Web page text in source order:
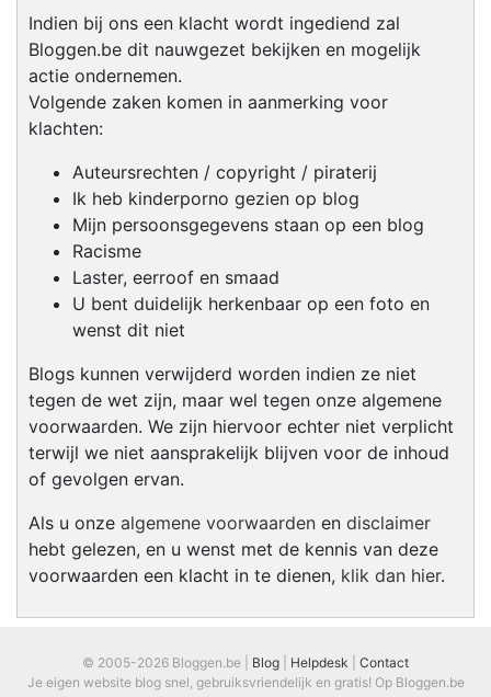
Indien bij ons een klacht wordt ingediend zal
Bloggen.be dit nauwgezet bekijken en mogelijk
actie ondernemen.
Volgende zaken komen in aanmerking voor
klachten:
Auteursrechten / copyright / piraterij
Ik heb kinderporno gezien op blog
Mijn persoonsgegevens staan op een blog
Racisme
Laster, eerroof en smaad
U bent duidelijk herkenbaar op een foto en
wenst dit niet
Blogs kunnen verwijderd worden indien ze niet
tegen de wet zijn, maar wel tegen onze algemene
voorwaarden. We zijn hiervoor echter niet verplicht
terwijl we niet aansprakelijk blijven voor de inhoud
of gevolgen ervan.
Als u onze algemene voorwaarden en disclaimer
hebt gelezen, en u wenst met de kennis van deze
voorwaarden een klacht in te dienen, klik dan hier.
© 2005-2026 Bloggen.be | Blog Helpdesk
Contact
Je eigen website blog snel, gebruiksvriendelijk en gratis! Op Bloggen.be